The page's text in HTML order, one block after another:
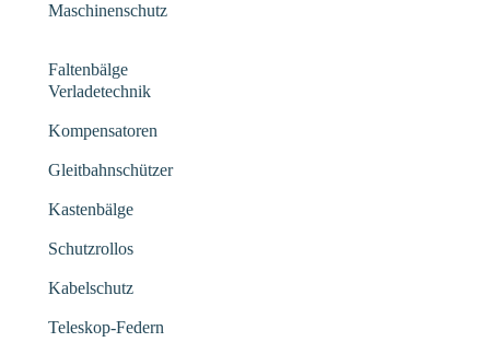
Maschinenschutz
Faltenbälge
Verladetechnik
Kompensatoren
Gleitbahnschützer
Kastenbälge
Schutzrollos
Kabelschutz
Teleskop-Federn